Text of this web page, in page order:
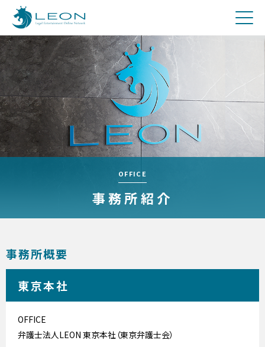
費用について
Q&A
お問合せ
メディア関係者の方へ
採用
OFFICE
事務所紹介
事務所概要
東京本社
OFFICE
弁護士法人LEON 東京本社（東京弁護士会）